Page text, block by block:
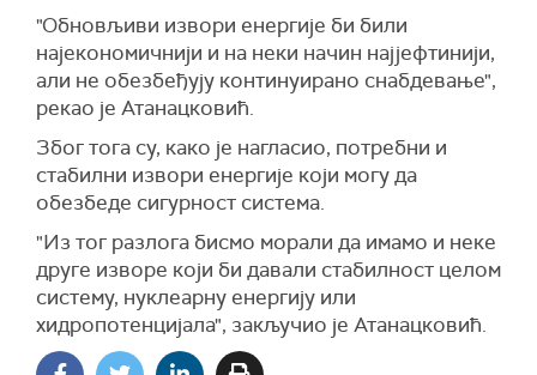
"Обновљиви извори енергије би били
најекономичнији и на неки начин најјефтинији,
али не обезбеђују континуирано снабдевање",
рекао је Атанацковић.
Због тога су, како је нагласио, потребни и
стабилни извори енергије који могу да
обезбеде сигурност система.
"Из тог разлога бисмо морали да имамо и неке
друге изворе који би давали стабилност целом
систему, нуклеарну енергију или
хидропотенцијала", закључио је Атанацковић.